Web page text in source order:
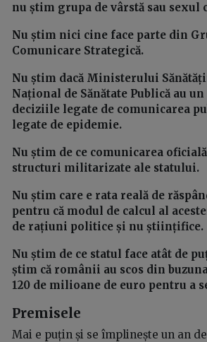
nu știm grupa de vârstă sau
Nu știm nici cine face parte din
Comunicare Strategică.
Nu știm dacă Ministerului
Național de Sănătate Publică au
deciziile legate de comunicarea
legate de epidemie.
Nu știm de ce comunicarea
structuri militarizate ale statului.
Nu știm care e rata reală de
pentru că modul de calcul al
de rațiuni politice și nu științifice.
Nu știm de ce statul face atât de
știm că românii au scos din
120 de milioane de euro pentru a
Premisele
Mai e puțin și se împlinește un an